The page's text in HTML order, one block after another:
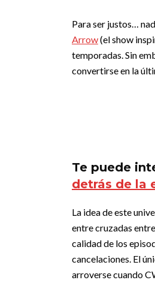
Para ser justos…
Arrow(el show
temporadas. Sin
convertirse en la
Te puede
detrás de la
La idea de este
entre cruzadas
calidad de los
cancelaciones. El
arroverse cuando